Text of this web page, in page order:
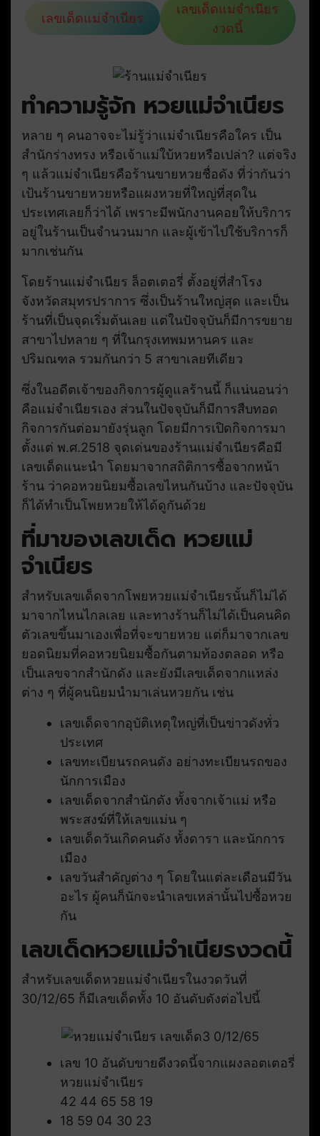
เลขเด็ดแม่จำเนียร
เลขเด็ดแม่จำเนียร
งวดนี้
ทำความรู้จัก หวยแม่จำเนียร
หลาย ๆ คนอาจจะไม่รู้ว่าแม่จำเนียรคือใคร เป็น
สำนักร่างทรง หรือเจ้าแม่ใบ้หวยหรือเปล่า? แต่จริง
ๆ แล้วแม่จำเนียรคือร้านขายหวยชื่อดัง ที่ว่ากันว่า
เป้นร้านขายหวยหรือแผงหวยที่ใหญ่ที่สุดใน
ประเทศเลยก็ว่าได้ เพราะมีพนักงานคอยให้บริการ
อยู่ในร้านเป็นจำนวนมาก และผู้เข้าไปใช้บริการก็
มากเช่นกัน
โดยร้านแม่จำเนียร ล็อตเตอรี่ ตั้งอยู่ที่สำโรง
จังหวัดสมุทรปราการ ซึ่งเป็นร้านใหญ่สุด และเป็น
ร้านที่เป็นจุดเริ่มต้นเลย แต่ในปัจจุบันก็มีการขยาย
สาขาไปหลาย ๆ ที่ในกรุงเทพมหานคร และ
ปริมณฑล รวมกันกว่า 5 สาขาเลยทีเดียว
ซึ่งในอดีตเจ้าของกิจการผู้ดูแลร้านนี้ ก็แน่นอนว่า
คือแม่จำเนียรเอง ส่วนในปัจจุบันก็มีการสืบทอด
กิจการกันต่อมายังรุ่นลูก โดยมีการเปิดกิจการมา
ตั้งแต่ พ.ศ.2518 จุดเด่นของร้านแม่จำเนียรคือมี
เลขเด็ดแนะนำ โดยมาจากสถิติการซื้อจากหน้า
ร้าน ว่าคอหวยนิยมซื้อเลขไหนกันบ้าง และปัจจุบัน
ก็ได้ทำเป็นโพยหวยให้ได้ดูกันด้วย
ที่มาของเลขเด็ด หวยแม่
จำเนียร
สำหรับเลขเด็ดจากโพยหวยแม่จำเนียรนั้นก็ไม่ได้
มาจากไหนไกลเลย และทางร้านก็ไม่ได้เป็นคนคิด
ตัวเลขขึ้นมาเองเพื่อที่จะขายหวย แต่ก็มาจากเลข
ยอดนิยมที่คอหวยนิยมซื้อกันตามท้องตลอด หรือ
เป็นเลขจากสำนักดัง และยังมีเลขเด็ดจากแหล่ง
ต่าง ๆ ที่ผู้คนนิยมนำมาเล่นหวยกัน เช่น
เลขเด็ดจากอุบัติเหตุใหญ่ที่เป็นข่าวดังทั่ว
ประเทศ
เลขทะเบียนรถคนดัง อย่างทะเบียนรถของ
นักการเมือง
เลขเด็ดจากสำนักดัง ทั้งจากเจ้าแม่ หรือ
พระสงฆ์ที่ให้เลขแม่น ๆ
เลขเด็ดวันเกิดคนดัง ทั้งดารา และนักการ
เมือง
เลขวันสำคัญต่าง ๆ โดยในแต่ละเดือนมีวัน
อะไร ผู้คนก็นักจะนำเลขเหล่านั้นไปซื้อหวย
กัน
เลขเด็ดหวยแม่จำเนียรงวดนี้
สำหรับเลขเด็ดหวยแม่จำเนียรในงวดวันที่
30/12/65 ก็มีเลขเด็ดทั้ง 10 อันดับดังต่อไปนี้
เลข 10 อันดับขายดีงวดนี้จากแผงลอตเตอรี่
หวยแม่จำเนียร
42 44 65 58 19
18 59 04 30 23